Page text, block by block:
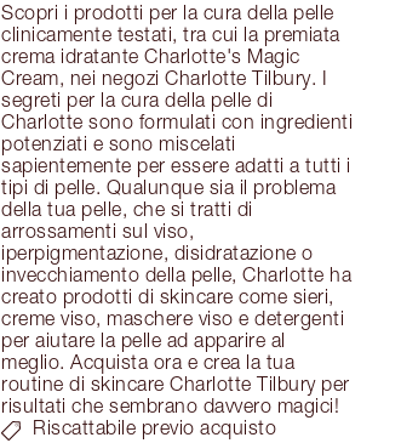
Scopri i prodotti per la cura della pelle
clinicamente testati, tra cui la premiata
crema idratante Charlotte's Magic
Cream, nei negozi Charlotte Tilbury. I
segreti per la cura della pelle di
Charlotte sono formulati con ingredienti
potenziati e sono miscelati
sapientemente per essere adatti a tutti i
tipi di pelle. Qualunque sia il problema
della tua pelle, che si tratti di
arrossamenti sul viso,
iperpigmentazione, disidratazione o
invecchiamento della pelle, Charlotte ha
creato prodotti di skincare come sieri,
creme viso, maschere viso e detergenti
per aiutare la pelle ad apparire al
meglio. Acquista ora e crea la tua
routine di skincare Charlotte Tilbury per
risultati che sembrano davvero magici!
Riscattabile previo acquisto